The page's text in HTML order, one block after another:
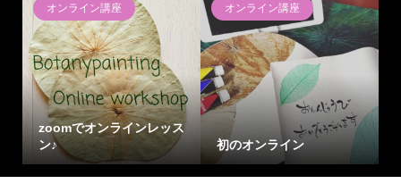
オンライン講座
zoomでオンラインレッス
ン♪
オンライン講座
初のオンライン